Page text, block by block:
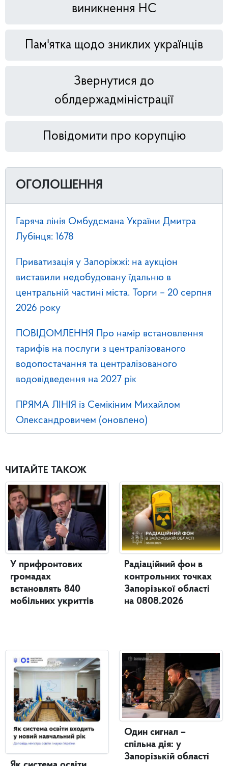
виникнення НС
Пам'ятка щодо зниклих українців
Звернутися до
облдержадміністрації
Повідомити про корупцію
ОГОЛОШЕННЯ
Гаряча лінія Омбудсмана України Дмитра
Лубінця: 1678
Приватизація у Запоріжжі: на аукціон
виставили недобудовану їдальню в
центральній частині міста. Торги – 20 серпня
2026 року
ПОВІДОМЛЕННЯ Про намір встановлення
тарифів на послуги з централізованого
водопостачання та централізованого
водовідведення на 2027 рік
ПРЯМА ЛІНІЯ із Семікіним Михайлом
Олександровичем (оновлено)
ЧИТАЙТЕ ТАКОЖ
У прифронтових
громадах
встановлять 840
мобільних укриттів
Радіаційний фон в
контрольних точках
Запорізької області
на 0808.2026
Один сигнал –
спільна дія: у
Запорізькій області